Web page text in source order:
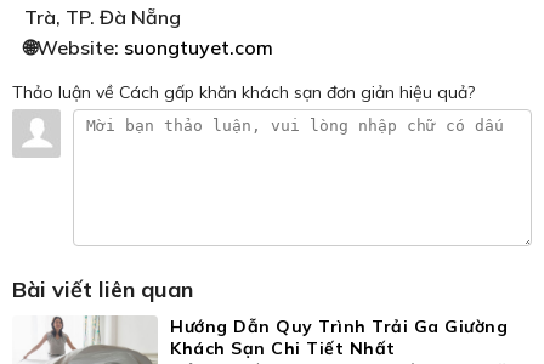
Trà, TP. Đà Nẵng
🌐Website: suongtuyet.com
Thảo luận về Cách gấp khăn khách sạn đơn giản hiệu quả?
Bài viết liên quan
Hướng Dẫn Quy Trình Trải Ga Giường
Khách Sạn Chi Tiết Nhất